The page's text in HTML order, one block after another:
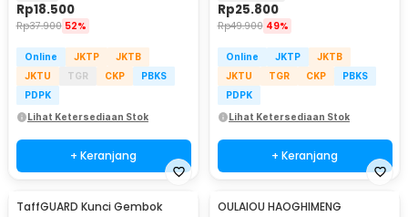
Rp18.500
Rp37.900 52%
Online JKTP
JKTB
JKTU
TGR CKP
PBKS
PDPK
Lihat Ketersediaan Stok
+ Keranjang
Rp25.800
Rp49.900 49%
Online JKTP
JKTB
JKTU
TGR CKP
PBKS
PDPK
Lihat Ketersediaan Stok
+ Keranjang
TaffGUARD Kunci Gembok
OULAIOU HAOGHIMENG